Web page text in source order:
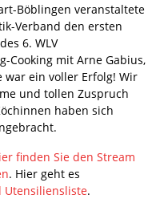
Böblingen veranstaltete
Verband den ersten
6. WLV
Cooking mit Arne Gabius,
war ein voller Erfolg! Wir
und tollen Zuspruch
haben sich
finden Sie den Stream
. Hier geht es
Utensiliensliste.